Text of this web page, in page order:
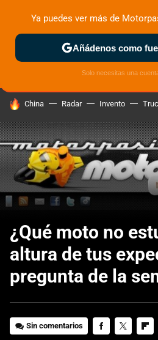
ZONA DE PRUEBAS
HOY SE HABLA DE
China Radar Invento
¿Qué moto no
altura de tus
pregunta de la
Sin comentarios
Ya puedes ver más de
Añádenos como
Solo necesitas una